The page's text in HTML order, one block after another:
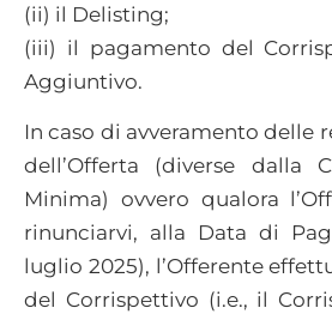
(ii) il Delisting;
(iii) il pagamento del
Aggiuntivo.
In caso di avveramento delle
dell’Offerta (diverse dalla
Minima) ovvero qualora
rinunciarvi, alla Data di
luglio 2025), l’Offerente
del Corrispettivo (i.e., il